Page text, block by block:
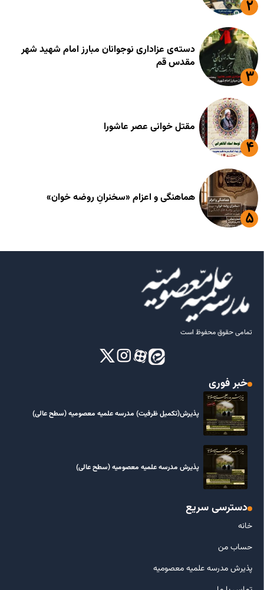
دسته‌ی عزاداری نوجوانان مبارز امام شهید شهر
مقدس قم
مقتل خوانی عصر عاشورا
هماهنگی و اعزام «سخنرانِ روضه خوان»
تمامی حقوق محفوظ است
خبر فوری
پذیرش(تکمیل ظرفیت) مدرسه علمیه معصومیه‌ (سطح عالی)
پذیرش مدرسه علمیه معصومیه‌ (سطح عالی)
دسترسی سریع
خانه
حساب من
پذیرش مدرسه علمیه معصومیه